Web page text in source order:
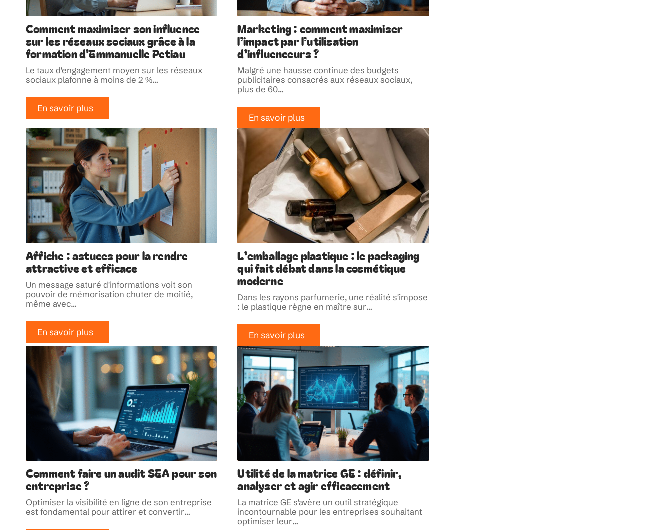
Comment maximiser son influence
sur les réseaux sociaux grâce à la
formation d’Emmanuelle Petiau
Le taux d'engagement moyen sur les réseaux
sociaux plafonne à moins de 2 %…
En savoir plus
Marketing : comment maximiser
l’impact par l’utilisation
d’influenceurs ?
Malgré une hausse continue des budgets
publicitaires consacrés aux réseaux sociaux,
plus de 60…
En savoir plus
Affiche : astuces pour la rendre
attractive et efficace
Un message saturé d'informations voit son
pouvoir de mémorisation chuter de moitié,
même avec…
En savoir plus
L’emballage plastique : le packaging
qui fait débat dans la cosmétique
moderne
Dans les rayons parfumerie, une réalité s'impose
: le plastique règne en maître sur…
En savoir plus
Comment faire un audit SEA pour son
entreprise ?
Optimiser la visibilité en ligne de son entreprise
est fondamental pour attirer et convertir…
Utilité de la matrice GE : définir,
analyser et agir efficacement
La matrice GE s'avère un outil stratégique
incontournable pour les entreprises souhaitant
optimiser leur…